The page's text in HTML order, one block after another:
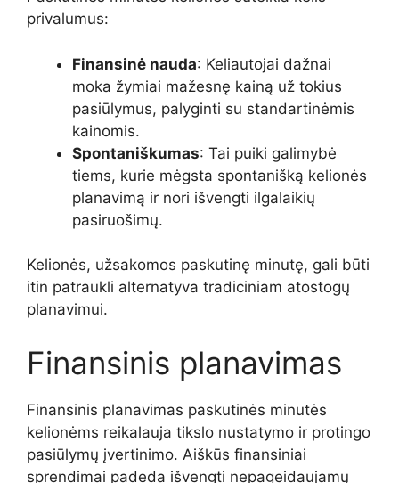
privalumus:
Finansinė nauda: Keliautojai dažnai
moka žymiai mažesnę kainą už tokius
pasiūlymus, palyginti su standartinėmis
kainomis.
Spontaniškumas: Tai puiki galimybė
tiems, kurie mėgsta spontanišką kelionės
planavimą ir nori išvengti ilgalaikių
pasiruošimų.
Kelionės, užsakomos paskutinę minutę, gali būti
itin patraukli alternatyva tradiciniam atostogų
planavimui.
Finansinis planavimas
Finansinis planavimas paskutinės minutės
kelionėms reikalauja tikslo nustatymo ir protingo
pasiūlymų įvertinimo. Aiškūs finansiniai
sprendimai padeda išvengti nepageidaujamų